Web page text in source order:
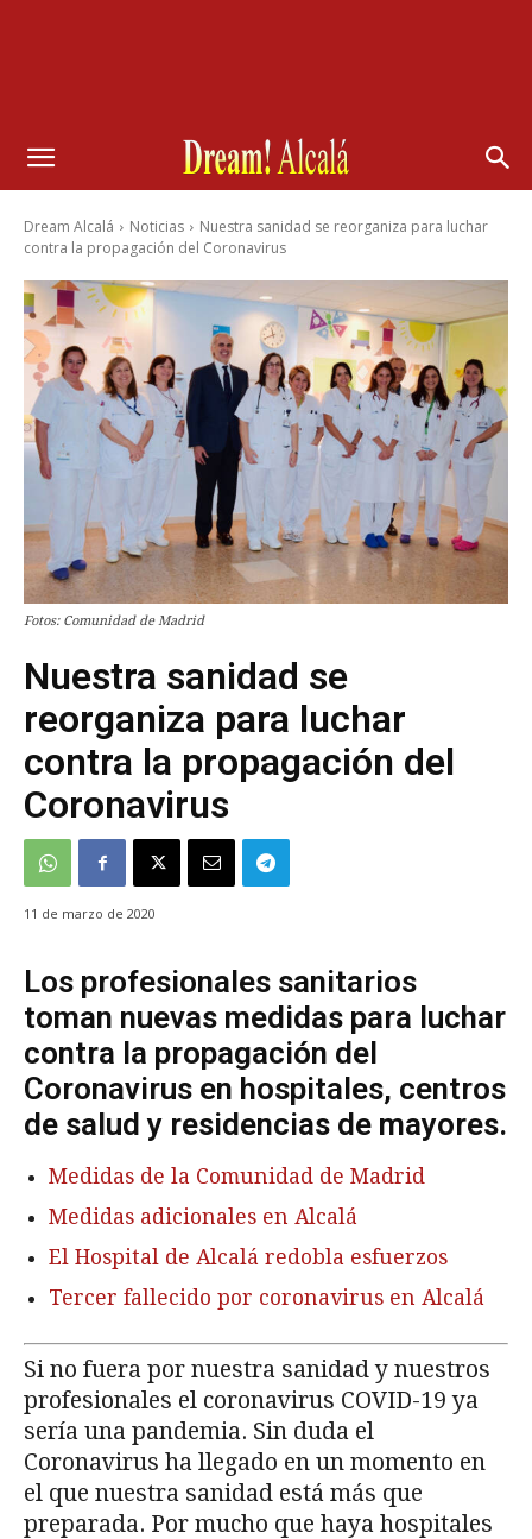
Dream Alcalá Noticias
Nuestra sanidad se reorganiza para luchar
contra la propagación del Coronavirus
Fotos: Comunidad de Madrid
Nuestra sanidad se
reorganiza para luchar
contra la propagación del
Coronavirus
11 de marzo de 2020
Los profesionales sanitarios
toman nuevas medidas para luchar
contra la propagación del
Coronavirus en hospitales, centros
de salud y residencias de mayores.
Medidas de la Comunidad de Madrid
Medidas adicionales en Alcalá
El Hospital de Alcalá redobla esfuerzos
Tercer fallecido por coronavirus en Alcalá
Si no fuera por nuestra sanidad y nuestros
profesionales el coronavirus COVID-19 ya
sería una pandemia. Sin duda el
Coronavirus ha llegado en un momento en
el que nuestra sanidad está más que
preparada. Por mucho que haya hospitales